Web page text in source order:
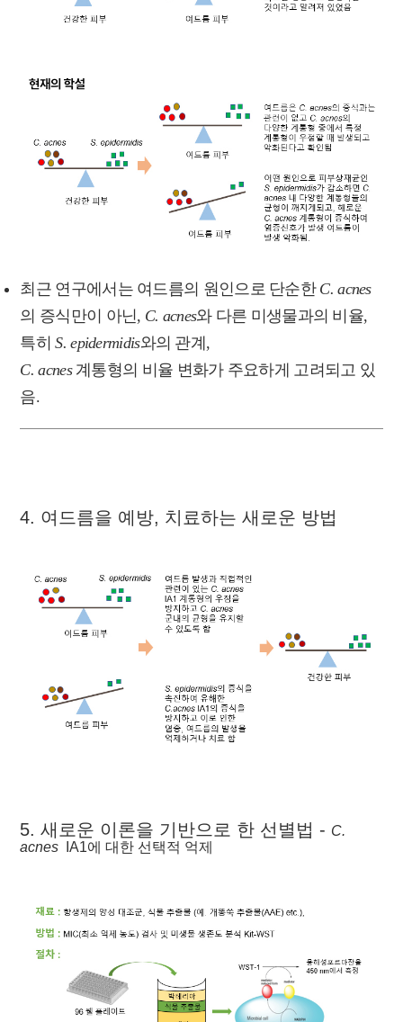
최근 연구에서는 여드름의 원인으로 단순한 C. acnes
의 증식만이 아닌, C. acnes와 다른 미생물과의 비율,
특히S. epidermidis와의 관계,
C. acnes계통형의 비율 변화가 주요하게 고려되고 있
음.
4. 여드름을 예방, 치료하는 새로운 방법
5. 새로운 이론을 기반으로 한 선별법 - C.
acnes IA1에 대한 선택적 억제